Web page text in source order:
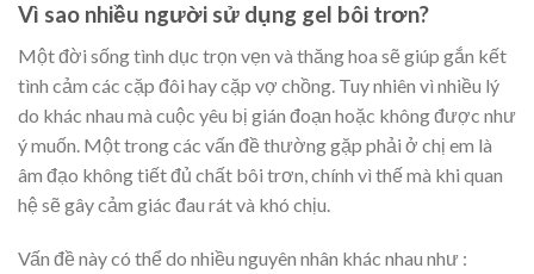
Vì sao nhiều người sử dụng gel bôi trơn?
Một đời sống tình dục trọn vẹn và thăng hoa sẽ giúp gắn kết
tình cảm các cặp đôi hay cặp vợ chồng. Tuy nhiên vì nhiều lý
do khác nhau mà cuộc yêu bị gián đoạn hoặc không được như
ý muốn. Một trong các vấn đề thường gặp phải ở chị em là
âm đạo không tiết đủ chất bôi trơn, chính vì thế mà khi quan
hệ sẽ gây cảm giác đau rát và khó chịu.
Vấn đề này có thể do nhiều nguyên nhân khác nhau như :